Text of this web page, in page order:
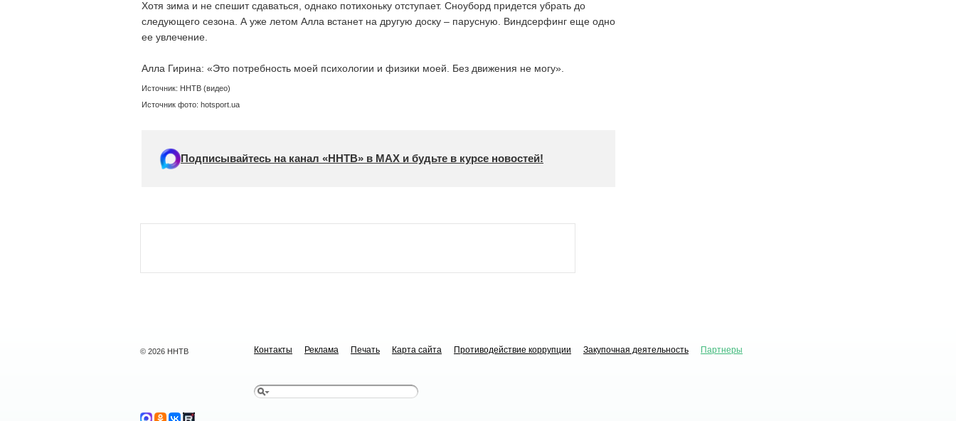
Хотя зима и не спешит сдаваться, однако потихоньку отступает. Сноуборд придется убрать до
следующего сезона. А уже летом Алла встанет на другую доску – парусную. Виндсерфинг еще одно
ее увлечение.
Алла Гирина: «Это потребность моей психологии и физики моей. Без движения не могу».
Источник: ННТВ (видео)
Источник фото: hotsport.ua
Подписывайтесь на канал «ННТВ» в МАХ и будьте в курсе новостей!
© 2026 ННТВ Контакты Реклама Печать Карта сайта Противодействие коррупции Закупочная деятельность Партнеры